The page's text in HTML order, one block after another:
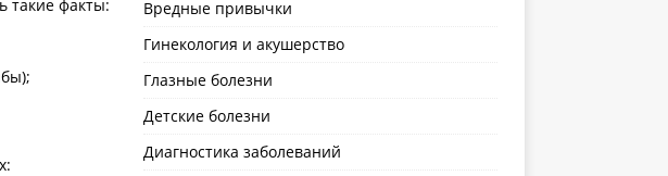
такие факты:
Вредные привычки
Гинекология и акушерство
Глазные болезни
Детские болезни
Диагностика заболеваний